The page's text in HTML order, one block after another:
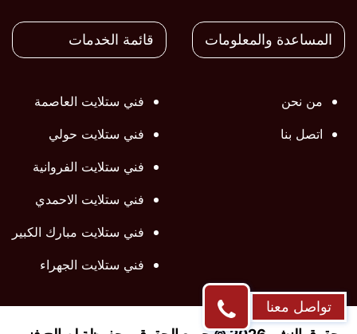
علىعلىعلى
المساعدة والمعلومات
من نحن
اتصل بنا
قائمة الخدمات
فني ستلايت العاصمة
فني ستلايت حولي
فني ستلايت الفروانية
فني ستلايت الاحمدي
فني ستلايت مبارك الكبير
فني ستلايت الجهراء
تواصل معنا